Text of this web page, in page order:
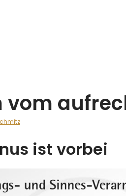
vom
ist vorbei